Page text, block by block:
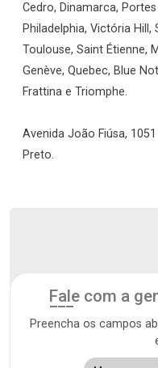
Cedro, Dinamarca,
Philadelphia, Victória
Toulouse, Saint Étienne,
Genève, Quebec, Blue
Frattina e Triomphe.
Avenida João Fiúsa,
Preto.
Fale com a
Preencha os campos